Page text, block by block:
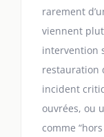
rarement
viennent
intervention
restauration
incident
ouvrées, ou
comme